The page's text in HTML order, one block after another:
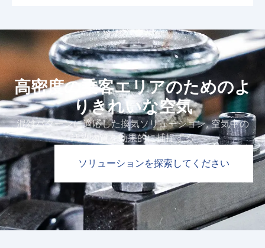
高密度の乗客エリアのためのよ
りきれいな空気
混雑パターンに適応した換気ソリューション, 空気中の
汚染物質を効果的に捕捉する
ソリューションを探索してください